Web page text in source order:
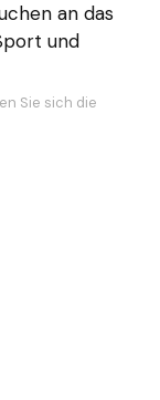
an das
und
Sie sich die